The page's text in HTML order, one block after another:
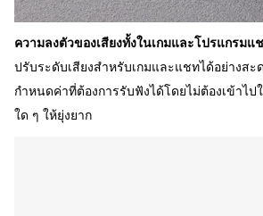
ความลงตัวของเสียงทั้งในเกมและโปรแกรมแ
ปรับระดับเสียงสำหรับเกมและแชทได้อย่างส
กำหนดค่าที่ต้องการรับฟังได้โดยไม่ต้องเข้าไ
ใด ๆ ให้ยุ่งยาก